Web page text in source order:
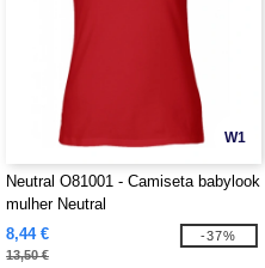
W1
Neutral O81001 - Camiseta babylook
mulher Neutral
8,44 €
13,50 €
-37%